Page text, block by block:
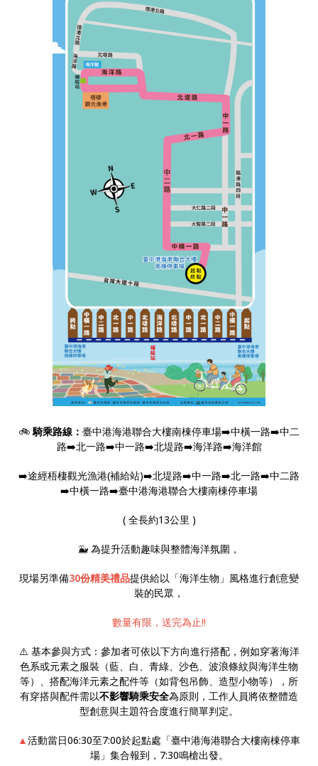
🚲 騎乘路線： 臺中港海港聯合大樓南棟停車場➡️中橫一路➡️中二
路➡️北一路➡️中一路➡️北堤路➡️海洋路➡️海洋館
➡️途經梧棲觀光漁港(補給站)➡️北堤路➡️中一路➡️北一路➡️中二路
➡️中橫一路➡️臺中港海港聯合大樓南棟停車場
( 全長約13公里 )
🐳 為提升活動趣味與整體海洋氛圍，
現場另準備30份精美禮品提供給以「海洋生物」風格進行創意變
裝的民眾，
數量有限，送完為止!!
⚠️ 基本參與方式：參加者可依以下方向進行搭配，例如穿著海洋
色系或元素之服裝（藍、白、青綠、沙色、波浪條紋與海洋生物
等）、搭配海洋元素之配件等（如背包吊飾、造型小物等），所
有穿搭與配件需以不影響騎乘安全為原則，工作人員將依整體造
型創意與主題符合度進行簡單判定。
▲活動當日06:30至7:00於起點處「臺中港海港聯合大樓南棟停車
場」集合報到，7:30鳴槍出發。